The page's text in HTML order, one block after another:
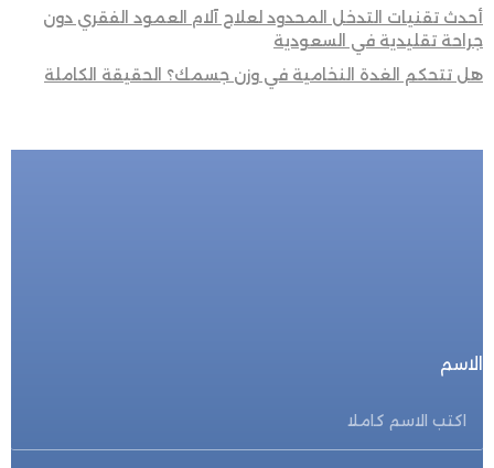
أحدث تقنيات التدخل المحدود لعلاج آلام العمود الفقري دون
جراحة تقليدية في السعودية
هل تتحكم الغدة النخامية في وزن جسمك؟ الحقيقة الكاملة
الاسم